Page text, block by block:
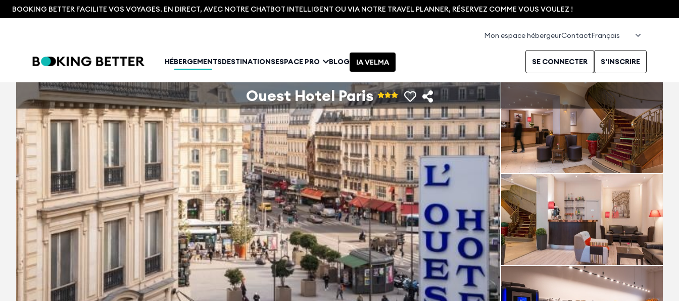
BOOKING BETTER FACILITE VOS VOYAGES. EN DIRECT, AVEC NOTRE CHATBOT INTELLIGENT OU VIA NOTRE TRAVEL PLANNER, RÉSERVEZ COMME VOUS VOULEZ !
Mon espace hébergeurContact
HÉBERGEMENTSDESTINATIONSESPACE PRO BLOG IA VELMA SE CONNECTER S'INSCRIRE
Ouest Hotel Paris